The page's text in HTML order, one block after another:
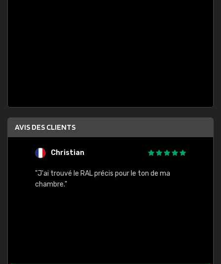
AVIS DES CLIENTS
Christian
"J'ai trouvé le RAL précis pour le ton de ma
chambre."